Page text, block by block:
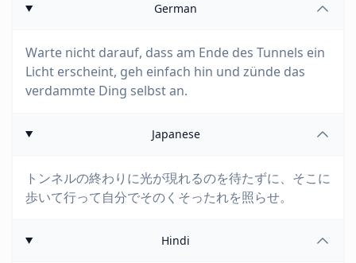
German
Warte nicht darauf, dass am Ende des Tunnels ein
Licht erscheint, geh einfach hin und zünde das
verdammte Ding selbst an.
Japanese
トンネルの終わりに光が現れるのを待たずに、そこに
歩いて行って自分でそのくそったれを照らせ。
Hindi